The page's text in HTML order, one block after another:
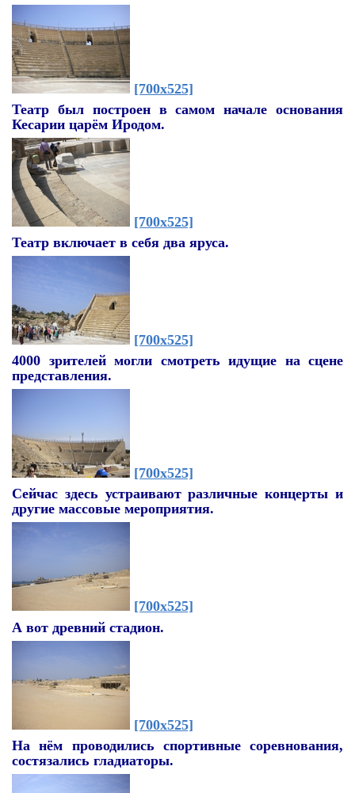
[700x525]
Театр был построен в самом начале основания
Кесарии царём Иродом.
[700x525]
Театр включает в себя два яруса.
[700x525]
4000 зрителей могли смотреть идущие на сцене
представления.
[700x525]
Сейчас здесь устраивают различные концерты и
другие массовые мероприятия.
[700x525]
А вот древний стадион.
[700x525]
На нём проводились спортивные соревнования,
состязались гладиаторы.